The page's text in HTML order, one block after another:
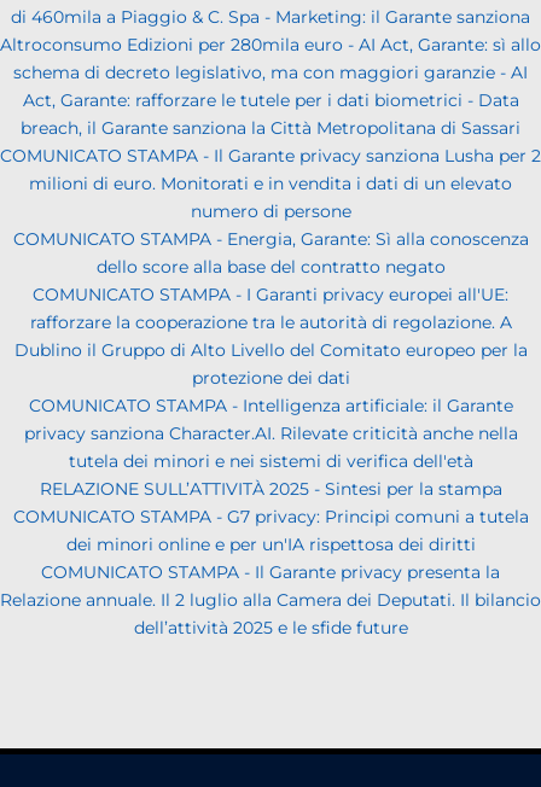
di 460mila a Piaggio & C. Spa - Marketing: il Garante sanziona
Altroconsumo Edizioni per 280mila euro - AI Act, Garante: sì allo
schema di decreto legislativo, ma con maggiori garanzie - AI
Act, Garante: rafforzare le tutele per i dati biometrici - Data
breach, il Garante sanziona la Città Metropolitana di Sassari
COMUNICATO STAMPA - Il Garante privacy sanziona Lusha per 2
milioni di euro. Monitorati e in vendita i dati di un elevato
numero di persone
COMUNICATO STAMPA - Energia, Garante: Sì alla conoscenza
dello score alla base del contratto negato
COMUNICATO STAMPA - I Garanti privacy europei all'UE:
rafforzare la cooperazione tra le autorità di regolazione. A
Dublino il Gruppo di Alto Livello del Comitato europeo per la
protezione dei dati
COMUNICATO STAMPA - Intelligenza artificiale: il Garante
privacy sanziona Character.AI. Rilevate criticità anche nella
tutela dei minori e nei sistemi di verifica dell'età
RELAZIONE SULL’ATTIVITÀ 2025 - Sintesi per la stampa
COMUNICATO STAMPA - G7 privacy: Principi comuni a tutela
dei minori online e per un'IA rispettosa dei diritti
COMUNICATO STAMPA - Il Garante privacy presenta la
Relazione annuale. Il 2 luglio alla Camera dei Deputati. Il bilancio
dell’attività 2025 e le sfide future